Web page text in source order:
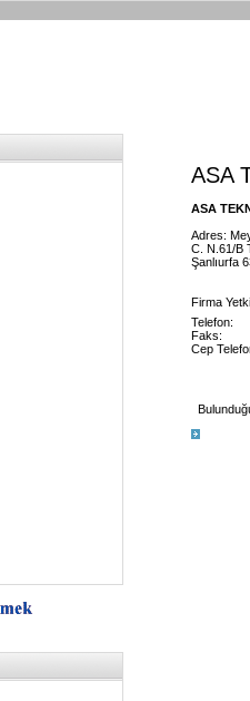
ASA
ASA
Adres:
C. N.61/B
Şanlıurfa
Firma
Telefon:
Faks:
Cep